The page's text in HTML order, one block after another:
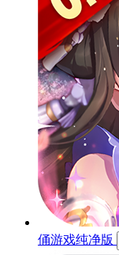
俑游戏纯净版